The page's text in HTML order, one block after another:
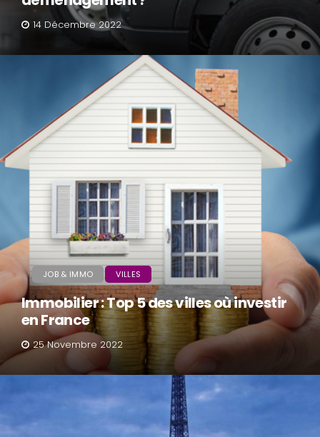
14 Décembre 2022
JOB & IMMO VILLES
Immobilier : Top 5 des villes où investir
en France
25 Novembre 2022